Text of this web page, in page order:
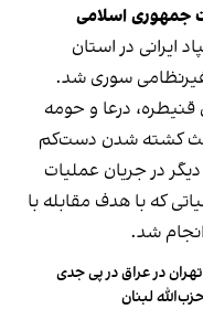
جمهوری اسلامی
ایرانی در استان
سوری شد.
درعا و حومه
کشته شدن دست‌کم
و بازداشت بیش از ۱۳ تن دیگر در جریان عملیات
که با هدف مقابله با
شد.
تهران در عراق در پی جدی
لبنان